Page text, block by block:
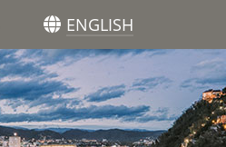
ENGLISH